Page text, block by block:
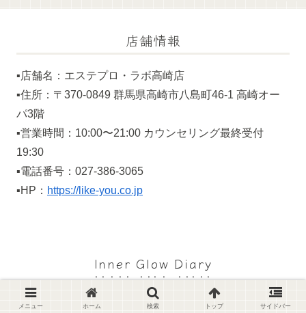
店舗情報
▪️店舗名：エステプロ・ラボ高崎店
▪️住所：〒370-0849 群馬県高崎市八島町46-1 高崎オー
パ3階
▪️営業時間：10:00〜21:00 カウンセリング最終受付
19:30
▪️電話番号：027-386-3065
▪️HP： https://like-you.co.jp
Inner Glow Diary
© 2024 Inner Glow Diary.
メニュー ホーム 検索 トップ サイドバー